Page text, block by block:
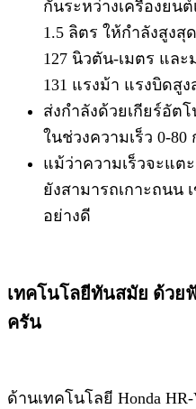
กันระหว่างเครื่องยน
1.5 ลิตร ให้กำลังสูงสุ
127 นิวตัน-เมตร แล
131 แรงม้า แรงบิดสู
ส่งกำลังด้วยเกียร์อัต
ในช่วงความเร็ว 0-
แม้ว่าความเร็วจะแต
ยังสามารถเกาะถนน
อย่างดี
เทคโนโลยี​ทันสมัย ด้วย
ครัน
ด้านเทคโนโลยี Honda